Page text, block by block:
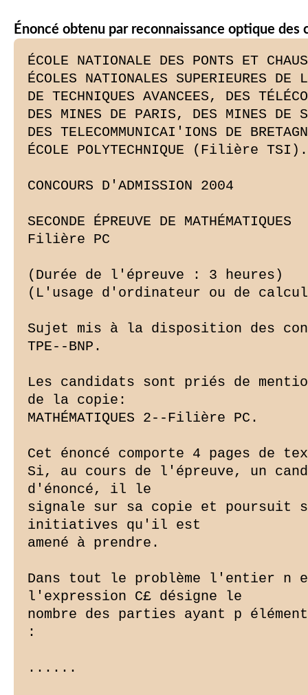
Énoncé obtenu par reconnaissance optique des
ÉCOLE NATIONALE DES PONTS ET
ÉCOLES NATIONALES SUPERIEURES
DE TECHNIQUES AVANCEES, DES
DES MINES DE PARIS, DES MINES DE
DES TELECOMMUNICAI'IONS DE
ÉCOLE POLYTECHNIQUE (Filière TSI).
CONCOURS D'ADMISSION 2004
SECONDE ÉPREUVE DE MATHÉMATIQUES
Filière PC
(Durée de l'épreuve : 3 heures)
(L'usage d'ordinateur ou de
Sujet mis à la disposition des
TPE--BNP.
Les candidats sont priés de
de la copie:
MATHÉMATIQUES 2--Filière PC.
Cet énoncé comporte 4 pages de
Si, au cours de l'épreuve, un
d'énoncé, il le
signale sur sa copie et poursuit
initiatives qu'il est
amené à prendre.
Dans tout le problème l'entier
l'expression C£ désigne le
nombre des parties ayant p
:
......